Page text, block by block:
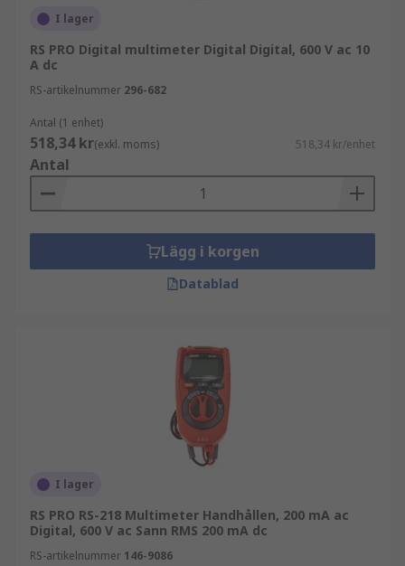
I lager
RS PRO Digital multimeter Digital Digital, 600 V ac 10
A dc
RS-artikelnummer 296-682
Antal (1 enhet)
518,34 kr(exkl. moms) 518,34 kr/enhet
Antal
Lägg i korgen
Datablad
I lager
RS PRO RS-218 Multimeter Handhållen, 200 mA ac
Digital, 600 V ac Sann RMS 200 mA dc
RS-artikelnummer 146-9086